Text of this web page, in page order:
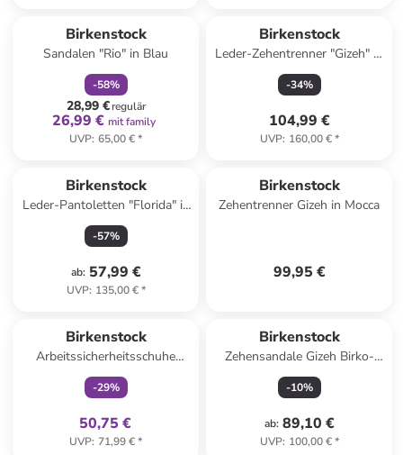
Birkenstock
Sandalen "Rio" in Blau
-58%
28,99 €regulär
26,99 € mit family
UVP: 65,00 €*
Birkenstock
Leder-Zehentrenner "Gizeh" in
Beige
-34%
104,99 €
UVP: 160,00 €*
Birkenstock
Leder-Pantoletten "Florida" in
Beige
-57%
ab: 57,99 €
UVP: 135,00 €*
Birkenstock
Zehentrenner Gizeh in Mocca
99,95 €
Birkenstock
Arbeitssicherheitsschuhe
"A640" in Schwarz - Weite N
-29%
50,75 €
UVP: 71,99 €*
Birkenstock
Zehensandale Gizeh Birko-
Flor Lack schmal in weiss
-10%
ab: 89,10 €
UVP: 100,00 €*